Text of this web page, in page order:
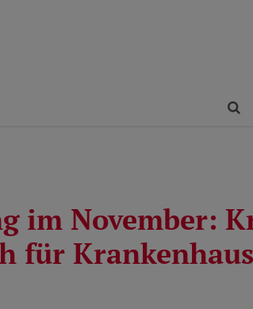
im November:
für